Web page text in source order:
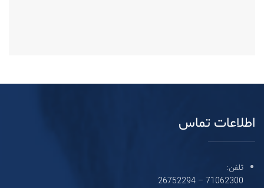
اطلاعات تماس
تلفن:
71062300
–
26752294